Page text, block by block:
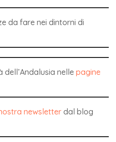
da fare nei dintorni di
nelle pagine
newsletter dal blog